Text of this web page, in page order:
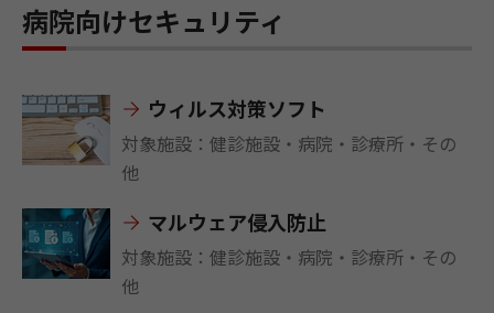
病院向けセキュリティ
ウィルス対策ソフト
対象施設：健診施設・病院・診療所・その
他
マルウェア侵入防止
対象施設：健診施設・病院・診療所・その
他